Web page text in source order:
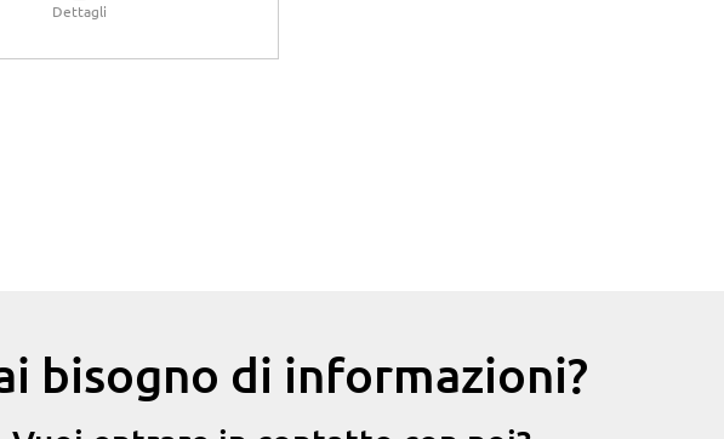
Dettagli
bisogno di informazioni?